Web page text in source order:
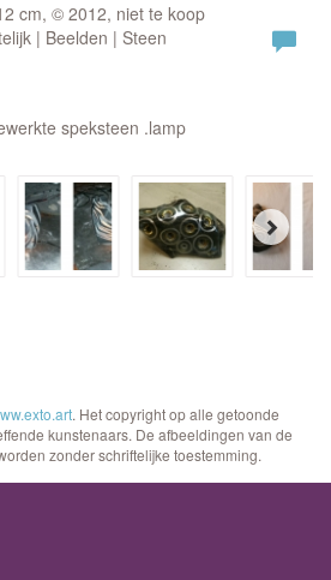
cm, © 2012, niet te koop
| Beelden | Steen
speksteen .lamp
. Het copyright op alle getoonde
kunstenaars. De afbeeldingen van de
zonder schriftelijke toestemming.